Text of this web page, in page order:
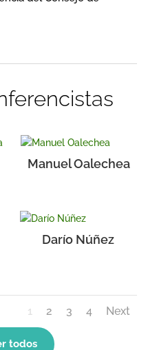
Manuel Oalechea
Darío Núñez
1 2 3 4 Next
todos